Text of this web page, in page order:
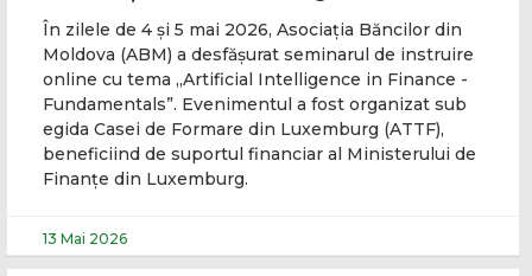
În zilele de 4 și 5 mai 2026, Asociația Băncilor din
Moldova (ABM) a desfășurat seminarul de instruire
online cu tema „Artificial Intelligence in Finance -
Fundamentals”. Evenimentul a fost organizat sub
egida Casei de Formare din Luxemburg (ATTF),
beneficiind de suportul financiar al Ministerului de
Finanțe din Luxemburg.
13 Mai 2026